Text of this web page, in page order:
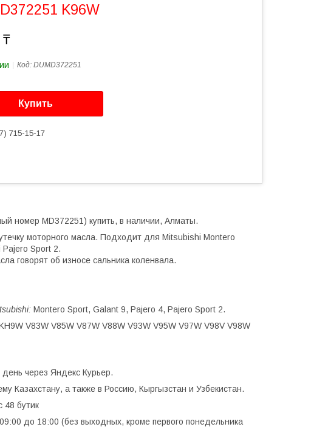
K96W
Код: DUMD372251
Купить
715-15-17
номер MD372251) купить, в наличии, Алматы.
моторного масла. Подходит для Mitsubishi Montero
Sport 2.
говорят об износе сальника коленвала.
Montero Sport, Galant 9, Pajero 4, Pajero Sport 2.
V83W V85W V87W V88W V93W V95W V97W V98V V98W
через Яндекс Курьер.
Казахстану, а также в Россию, Кыргызстан и Узбекистан.
48 бутик
до 18:00 (без выходных, кроме первого понедельника